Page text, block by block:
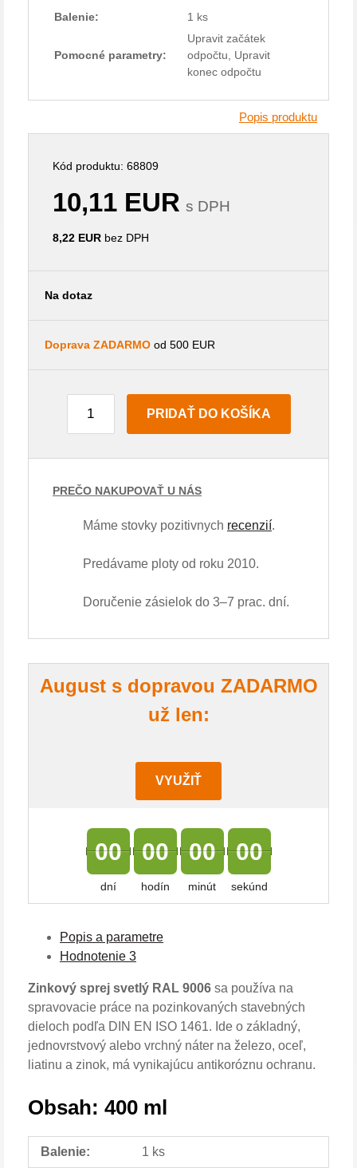
Balenie: 1 ks
Pomocné parametry:
Upravit začátek
odpočtu, Upravit
konec odpočtu
Popis produktu
Kód produktu: 68809
10,11 EUR s DPH
8,22 EUR bez DPH
Na dotaz
Doprava ZADARMO od 500 EUR
PRIDAŤ DO KOŠÍKA
PREČO NAKUPOVAŤ U NÁS
Máme stovky pozitivnych recenzií.
Predávame ploty od roku 2010.
Doručenie zásielok do 3–7 prac. dní.
August s dopravou ZADARMO
už len:
VYUŽIŤ
00
dní
00
hodín
00
minút
00
sekúnd
Popis a parametre
Hodnotenie 3
Zinkový sprej svetlý RAL 9006 sa používa na
spravovacie práce na pozinkovaných stavebných
dieloch podľa DIN EN ISO 1461. Ide o základný,
jednovrstvový alebo vrchný náter na železo, oceľ,
liatinu a zinok, má vynikajúcu antikoróznu ochranu.
Obsah: 400 ml
Balenie: 1 ks